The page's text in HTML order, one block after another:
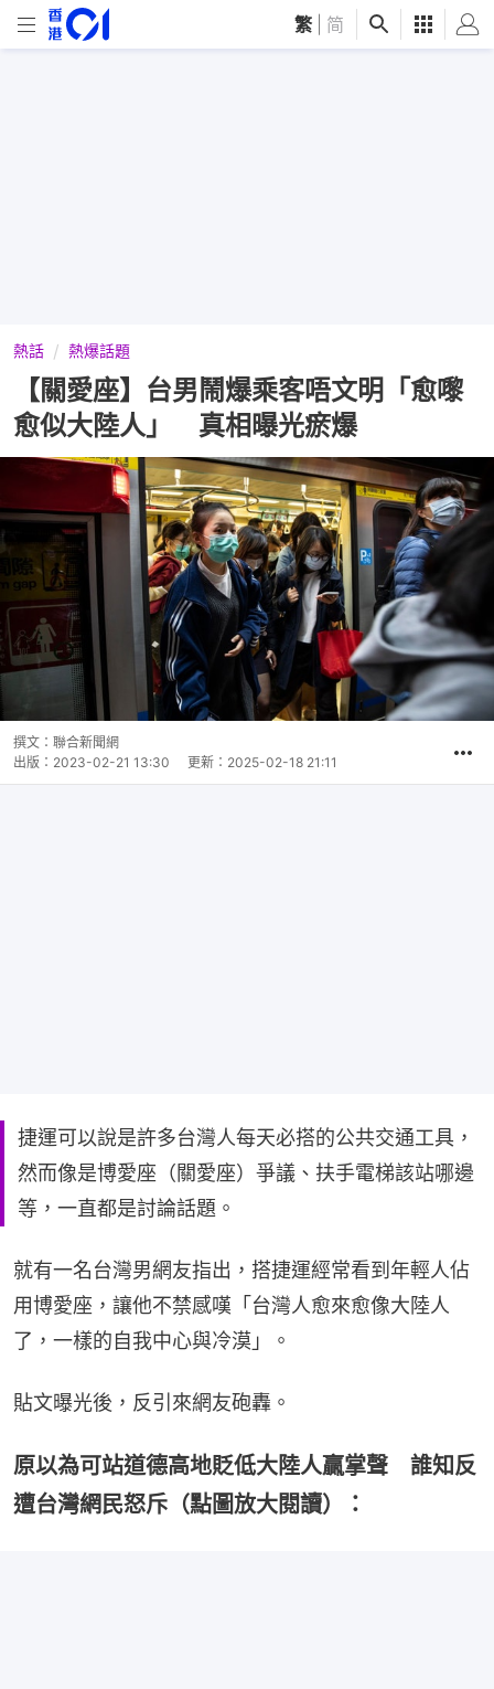
繁 简
熱話 熱爆話題
【關愛座】台男鬧爆乘客唔文明「愈嚟
愈似大陸人」 真相曝光瘀爆
撰文： 聯合新聞網
出版： 2023-02-21 13:30 更新： 2025-02-18 21:11
捷運可以說是許多台灣人每天必搭的公共交通工具，
然而像是博愛座（關愛座）爭議、扶手電梯該站哪邊
等，一直都是討論話題。
就有一名台灣男網友指出，搭捷運經常看到年輕人佔
用博愛座，讓他不禁感嘆「台灣人愈來愈像大陸人
了，一樣的自我中心與冷漠」。
貼文曝光後，反引來網友砲轟。
原以為可站道德高地貶低大陸人贏掌聲 誰知反
遭台灣網民怒斥（點圖放大閱讀）：